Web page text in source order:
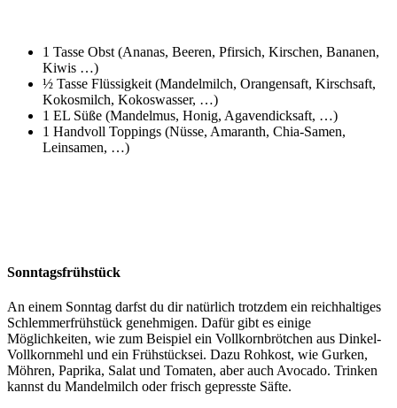
1 Tasse Obst (Ananas, Beeren, Pfirsich, Kirschen, Bananen,
Kiwis …)
½ Tasse Flüssigkeit (Mandelmilch, Orangensaft, Kirschsaft,
Kokosmilch, Kokoswasser, …)
1 EL Süße (Mandelmus, Honig, Agavendicksaft, …)
1 Handvoll Toppings (Nüsse, Amaranth, Chia-Samen,
Leinsamen, …)
Sonntagsfrühstück
An einem Sonntag darfst du dir natürlich trotzdem ein reichhaltiges
Schlemmerfrühstück genehmigen. Dafür gibt es einige
Möglichkeiten, wie zum Beispiel ein Vollkornbrötchen aus Dinkel-
Vollkornmehl und ein Frühstücksei. Dazu Rohkost, wie Gurken,
Möhren, Paprika, Salat und Tomaten, aber auch Avocado. Trinken
kannst du Mandelmilch oder frisch gepresste Säfte.